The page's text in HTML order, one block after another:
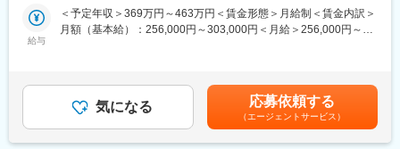
■抜群の成長性：
SaaS企業です。
その中でベンチャーならではの企業成長やスピード感を感じなが
ら裁量をもって業務できます。
る業務です。
ケーション改善等）
・面談実施（就職活動や体調に関するお悩みや課題を伺い、ご本
給与
＜予定年収＞369万円～463万円＜賃金形態＞月給制＜賃金内訳＞
月額（基本給）：256,000円～303,000円＜月給＞256,000円～
の場合は年収349万円～441万円を想定しております。■賞与：年2
回（6月・12月）■昇給：年2回※評価に応じる賃金はあくまでも目
安の金額であり、選考を通じて上下する可能性があります。月給
(月額)は固定手当を含めた表記です。
気になる 応募依頼する
（エージェントサービス）